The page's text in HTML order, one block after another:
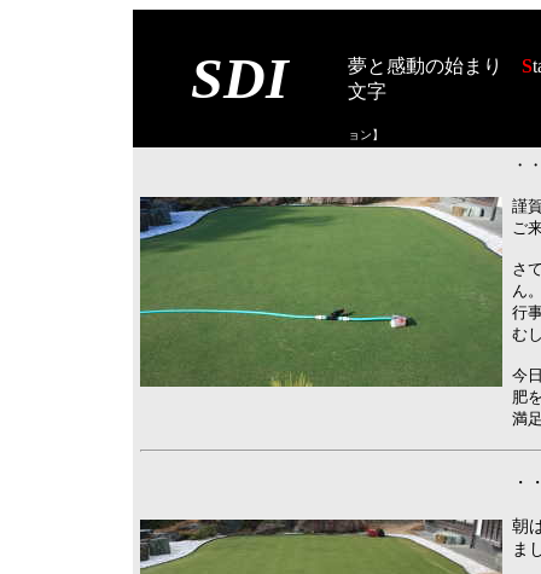
SDI 夢と感動の始まり S
文字
ョン】
・
謹
ご
さ
ん
行
む
今
肥
満
・
朝
ま